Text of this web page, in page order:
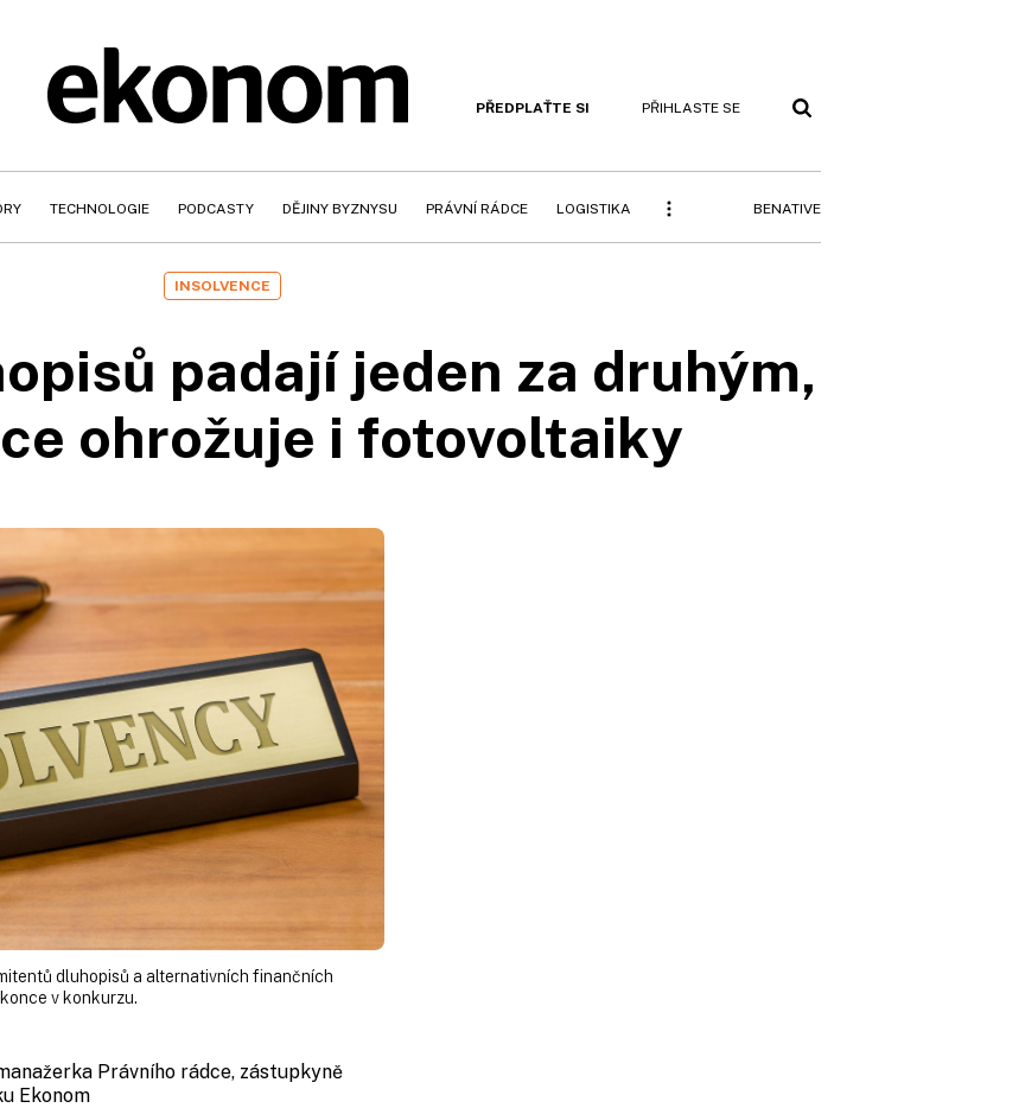
PŘEDPLAŤTE SI PŘIHLASTE SE
TECHNOLOGIE PODCASTY DĚJINY BYZNYSU PRÁVNÍ RÁDCE LOGISTIKA BENATIVE
INSOLVENCE
padají jeden za druhým,
ohrožuje i fotovoltaiky
dluhopisů a alternativních finančních
v konkurzu.
Právního rádce, zástupkyně
Ekonom